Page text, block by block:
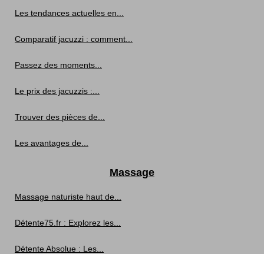
Les tendances actuelles en...
Comparatif jacuzzi : comment...
Passez des moments...
Le prix des jacuzzis :...
Trouver des pièces de...
Les avantages de...
Massage
Massage naturiste haut de...
Détente75.fr : Explorez les...
Détente Absolue : Les...